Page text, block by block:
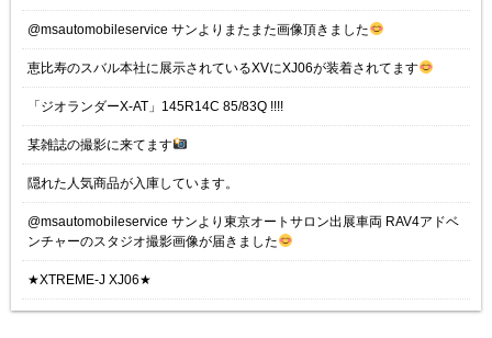
@msautomobileservice サンよりまたまた画像頂きました
恵比寿のスバル本社に展示されているXVにXJ06が装着されてます
「ジオランダーX-AT」145R14C 85/83Q !!!!
某雑誌の撮影に来てます
隠れた人気商品が入庫しています。
@msautomobileservice サンより東京オートサロン出展車両 RAV4アドベ
ンチャーのスタジオ撮影画像が届きました
★XTREME-J XJ06★